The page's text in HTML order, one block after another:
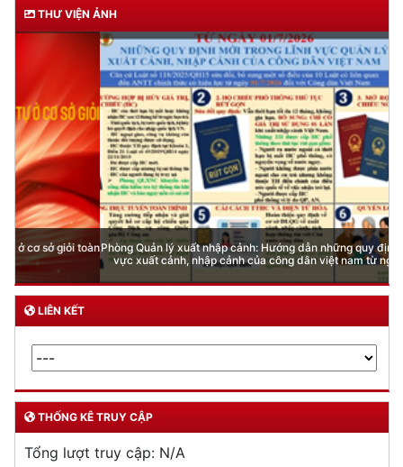
THƯ VIỆN ẢNH
Phòng Quản lý xuất nhập cảnh: Hướng dẫn những quy định mới trong lĩnh
vực xuất cảnh, nhập cảnh của công dân việt nam từ ngày 01/7/2026
LIÊN KẾT
THỐNG KÊ TRUY CẬP
Tổng lượt truy cập: N/A